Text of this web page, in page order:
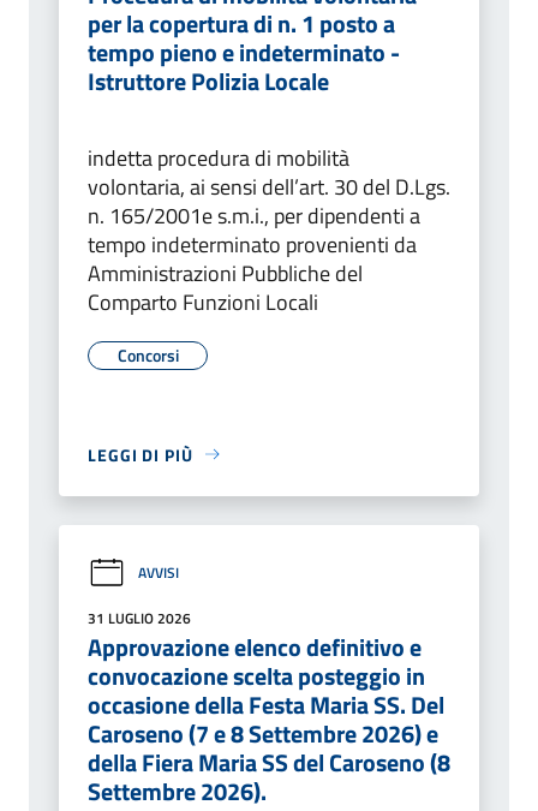
per la copertura di n. 1 posto a
tempo pieno e indeterminato -
Istruttore Polizia Locale
indetta procedura di mobilità
volontaria, ai sensi dell’art. 30 del D.Lgs.
n. 165/2001e s.m.i., per dipendenti a
tempo indeterminato provenienti da
Amministrazioni Pubbliche del
Comparto Funzioni Locali
Concorsi
LEGGI DI PIÙ
AVVISI
31 LUGLIO 2026
Approvazione elenco definitivo e
convocazione scelta posteggio in
occasione della Festa Maria SS. Del
Caroseno (7 e 8 Settembre 2026) e
della Fiera Maria SS del Caroseno (8
Settembre 2026).